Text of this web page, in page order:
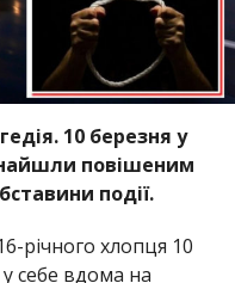
10 березня у
повішеним
події.
річного хлопця 10
себе вдома на